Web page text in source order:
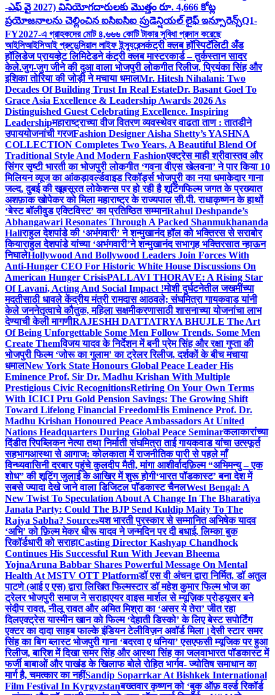
-ఎఫ్ వై 2027) వినియోగదారులకు మొత్తం రూ. 4,666 కోట్ల
ప్రయోజనాలను చెల్లించిన ఐసిఐసిఐ ప్రుడెన్షియల్ లైఫ్ ఇన్సూరెన్స్Q1-
FY2027-এ গ্রাহকদের মোট ৪,৬৬৬ কোটি টাকার সুবিধা প্রদান করেছে
আইসিআইসিআই প্রুডেন্সিয়াল লাইফ ইন্স্যুরেন্সकंट्री क्लब हॉस्पिटॅलिटी अँड
हॉलिडेज प्रायव्हेट लिमिटेडने कंट्री क्लब मास्टरकार्ड – तुर्कस्तान सादर
केले.जुग-जुग जीने की दुआ वाला भोजपुरी लोकगीत रिलीज, प्रियंका सिंह और
इशिका तोरिया की जोड़ी ने मचाया धमालMr. Hitesh Nihalani: Two
Decades Of Building Trust In Real EstateDr. Basant Goel To
Grace Asia Excellence & Leadership Awards 2026 As
Distinguished Guest Celebrating Excellence. Inspiring
Leadershipमहाराष्ट्राच्या वीज वितरण व्यवस्थेवर वाढता ताण : तातडीने
उपाययोजनांची गरजFashion Designer Aisha Shetty’s YASHNA
COLLECTION Completes Two Years, A Beautiful Blend Of
Traditional Style And Modern Fashionएक्ट्रेस माही श्रीवास्तव और
सिंगर सृष्टी भारती का भोजपुरी लोकगीत ‘गवना वीएस खेलवना’ ने पार किया 10
मिलियन व्यूज का आंकड़ावर्ल्डवाइड रिकॉर्ड्स भोजपुरी का नया धमाकेदार गाना
जल्द, दुबई की खूबसूरत लोकेशन्स पर हो रही है शूटिंगफिल्म जगत के प्रख्यात
अशफ़ाक खोपेकर को मिला महाराष्ट्र के राज्यपाल सी.पी. राधाकृष्णन के हाथों
‘बेस्ट बॉलीवुड एक्टिविस्ट’ का प्रतिष्ठित सम्मानRahul Deshpande’s
Abhangawari Resonates Through A Packed Shanmukhananda
Hallराहुल देशपांडे की ‘अभंगवारी’ ने शन्मुखानंद हॉल को भक्तिरस से सराबोर
कियाराहुल देशपांडे यांच्या ‘अभंगवारी’ने शन्मुखानंद सभागृह भक्तिरसात न्हाऊन
निघालेHollywood And Bollywood Leaders Join Forces With
Anti-Hunger CEO For Historic White House Discussions On
American Hunger CrisisPALLAVI THORAVE: A Rising Star
Of Lavani, Acting And Social Impact !मोशी दुर्घटनेतील जखमींच्या
मदतीसाठी धावले केंद्रीय मंत्री रामदास आठवले; संघमित्रा गायकवाड यांनी
केले जननेतृत्वाचे कौतुक, महिला सक्षमीकरणासाठी शासनाच्या योजनांचा लाभ
देण्याची केली मागणीRAJESHH DATTATRYA BHUJLE The Art
Of Being Unforgettable Some Men Follow Trends. Some Men
Create Themविजय यादव के निर्देशन में बनी प्रेम सिंह और रक्षा गुप्ता की
भोजपुरी फिल्म ‘जोरू का गुलाम’ का ट्रेलर रिलीज, दर्शकों के बीच मचाया
धमालNew York State Honours Global Peace Leader His
Eminence Prof. Sir Dr. Madhu Krishan With Multiple
Prestigious Civic RecognitionsRetiring On Your Own Terms
With ICICI Pru Gold Pension Savings: The Growing Shift
Toward Lifelong Financial FreedomHis Eminence Prof. Dr.
Madhu Krishan Honoured Peace Ambassadors At United
Nations Headquarters During Global Peace Seminarकलाकारांच्या
दिंडीत रिपब्लिकन नेत्या तथा निर्माती संघमित्रा ताई गायकवाड यांचा उत्स्फूर्त
सहभागआस्था से आगाज: कोलकाता में राजनीतिक पारी से पहले माँ
विन्ध्यवासिनी दरबार पहुंचे कुलदीप मैती, मांगा आशीर्वादफ़िल्म “अभिमन्यु – एक
शोध” की शूटिंग जुलाई के आखिर में शुरू होगी‘भारत पॉडकास्ट’ बना देश में
सबसे ज्यादा देखे जाने वाला डिजिटल पॉडकास्ट चैनलWest Bengal: A
New Twist To Speculation About A Change In The Bharatiya
Janata Party: Could The BJP Send Kuldip Maity To The
Rajya Sabha? Sourcesयश भारती पुरस्कार से सम्मानित अभिषेक यादव
‘अभि’ को फ़िल्म मेकर धीरू यादव ने जन्मदिन पर दी बधाई, लिम्का बुक
रिकॉर्डधारी को सराहाCasting Director Kashyap Chandhock
Continues His Successful Run With Jeevan Bheema
YojnaAruna Babbar Shares Powerful Message On Mental
Health At MSTV OTT Platformडॉ एस वी अंचन द्वारा निर्मित, डॉ अतुल
पाटणे (आई ए एस) द्वारा लिखित फिल्मस्टार डॉ महेश कुमार फिल्म भोज का
ट्रेलर भोजपुरी समाज ने सराहाएयर वाइस मार्शल से म्यूज़िक प्रोड्यूसर बने
संदीप रावत, नीलू रावत और अमित मिश्रा का ‘असर ये तेरा’ जीत रहा
दिलएक्ट्रेस यास्मीन खान को फिल्म ‘देहाती डिस्को’ के लिए बेस्ट सपोर्टिंग
एक्टर का दादा साहब फाल्के इंडियन टेलीविज़न अवॉर्ड मिला।देसी स्टार समर
सिंह का बिग ब्लास्ट भोजपुरी गाना ‘बदरवा ए धनिया’ एसएफसी म्यूजिक पर हुआ
रिलीज, बारिश में दिखा समर सिंह और आस्था सिंह का जलवाभारत पॉडकास्ट में
फर्जी बाबाओं और पाखंड के खिलाफ बोले रोहित भार्गव- ज्योतिष समाधान का
मार्ग है, चमत्कार का नहींSandip Soparrkar At Bishkek International
Film Festival In Kyrgyzstanबख्तवार कृष्णन को ‘बुक ऑफ़ वर्ल्ड रिकॉर्ड